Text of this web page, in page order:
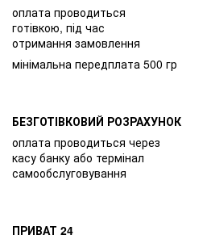
оплата проводиться
готівкою, під час
отримання замовлення
мінімальна передплата 500 гр
БЕЗГОТІВКОВИЙ РОЗРАХУНОК
оплата проводиться через
касу банку або термінал
самообслуговування
ПРИВАТ 24